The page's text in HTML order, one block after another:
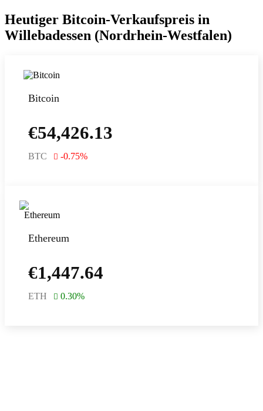
Heutiger Bitcoin-Verkaufspreis in
Willebadessen (Nordrhein-Westfalen)
Bitcoin
€54,426.13
BTC -0.75%
Ethereum
€1,447.64
ETH 0.30%